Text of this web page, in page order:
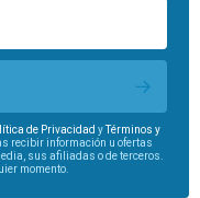
de Privacidad yTérminos y
recibir información u ofertas
sus afiliadas o de terceros.
momento.